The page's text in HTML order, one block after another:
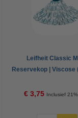
Leifheit Classic
Reservekop | Viscose
€ 3,75 Inclusief